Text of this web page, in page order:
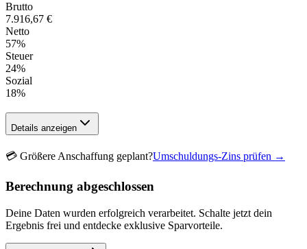
Brutto
7.916,67 €
Netto
57%
Steuer
24%
Sozial
18%
Details anzeigen
💳 Größere Anschaffung geplant?Umschuldungs-Zins prüfen →
Berechnung abgeschlossen
Deine Daten wurden erfolgreich verarbeitet. Schalte jetzt dein
Ergebnis frei und entdecke exklusive Sparvorteile.